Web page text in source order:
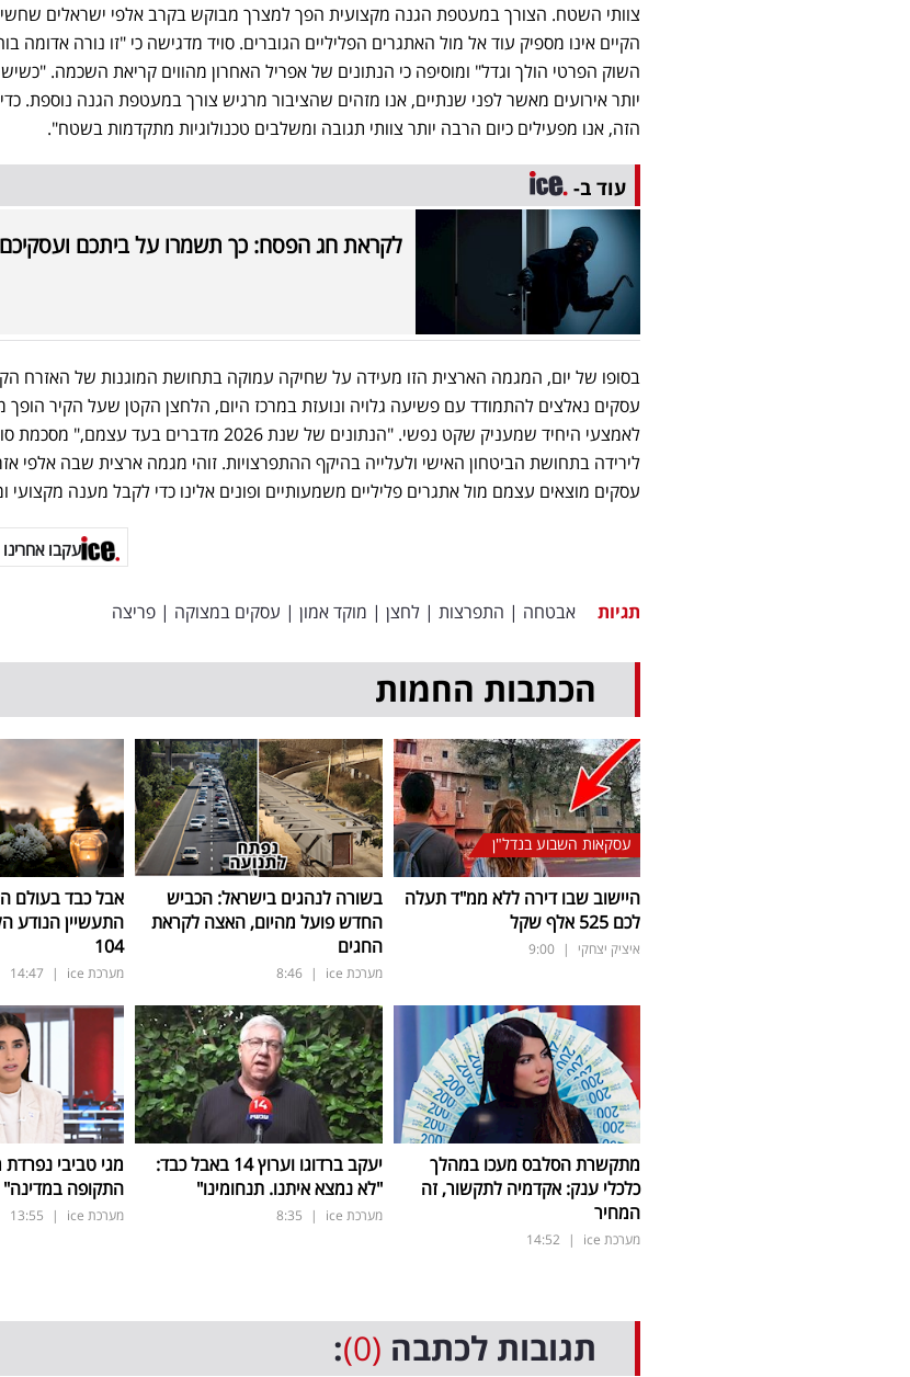
צוותי השטח. הצורך במעטפת הגנה מקצועית הפך למצרך מבוקש בקרב אלפי ישראלים
הקיים אינו מספיק עוד אל מול האתגרים הפליליים הגוברים. סויד מדגישה כי "זו נורה אדומה
יותר אירועים מאשר לפני שנתיים, אנו מזהים שהציבור מרגיש צורך במעטפת הגנה נוספת.
הזה, אנו מפעילים כיום הרבה יותר צוותי תגובה ומשלבים טכנולוגיות מתקדמות בשטח".
עוד ב-
לקראת חג הפסח: כך תשמרו על ביתכם ועסקיכם
בסופו של יום, המגמה הארצית הזו מעידה על שחיקה עמוקה בתחושת המוגנות של האזרח
עסקים נאלצים להתמודד עם פשיעה גלויה ונועזת במרכז היום, הלחצן הקטן שעל הקיר הופך
לאמצעי היחיד שמעניק שקט נפשי. "הנתונים של שנת 2026 מדברים בעד
לירידה בתחושת הביטחון האישי ולעלייה בהיקף ההתפרצויות. זוהי מגמה ארצית שבה אלפי
עסקים מוצאים עצמם מול אתגרים פליליים משמעותיים ופונים אלינו כדי לקבל מענה מקצועי
עקבו אחרינו
תגיות אבטחה | התפרצות | לחצן | מוקד אמון | עסקים במצוקה | פריצה
הכתבות החמות
עסקאות השבוע בנדל"ן
היישוב שבו דירה ללא ממ"ד תעלה
לכם 525 אלף שקל
איציק יצחקי |
9:00
בשורה לנהגים בישראל: הכביש
החדש פועל מהיום, האצה לקראת
החגים
מערכת ice |
8:46
אבל כבד בעולם
התעשיין הנודע
104
מערכת ice |
14:47
מתקשרת הסלבס מעכו במהלך
כלכלי ענק: אקדמיה לתקשור, זה
המחיר
מערכת ice |
14:52
יעקב ברדוגו וערוץ 14 באבל כבד:
"לא נמצא איתנו. תנחומינו"
מערכת ice |
8:35
התקופה במדינה"
מערכת ice |
13:55
תגובות לכתבה (0)
: